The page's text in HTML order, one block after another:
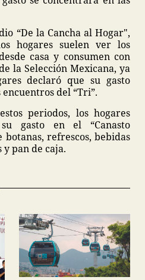
“De la Cancha al Hogar",
hogares suelen ver los
casa y consumen con
la Selección Mexicana, ya
declaró que su gasto
del “Tri”.
periodos, los hogares
gasto en el “Canasto
refrescos, bebidas
pan de caja.